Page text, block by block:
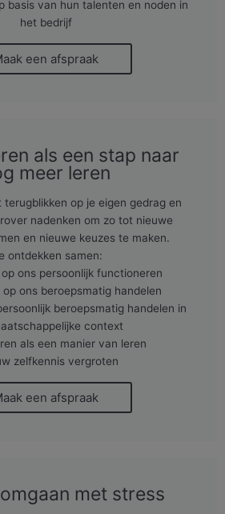
basis van hun talenten en noden in
het bedrijf
een afspraak
als een stap naar
meer leren
op je eigen gedrag en
nadenken om zo tot nieuwe
en nieuwe keuzes te maken.
ontdekken samen:
ons persoonlijk functioneren
ons beroepsmatig handelen
beroepsmatig handelen in
context
als een manier van leren
zelfkennis vergroten
een afspraak
met stress